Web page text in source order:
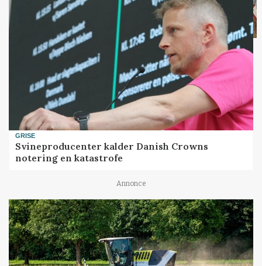
GRISE
Svineproducenter kalder Danish Crowns
notering en katastrofe
Annonce